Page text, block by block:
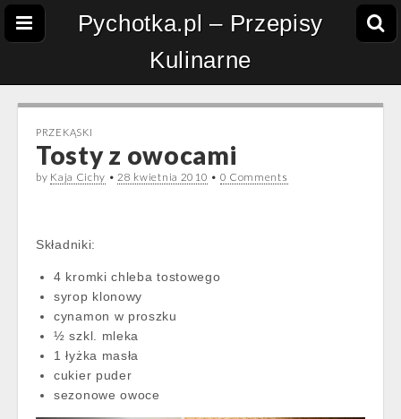
Pychotka.pl – Przepisy
Kulinarne
PRZEKĄSKI
Tosty z owocami
by Kaja Cichy •28 kwietnia 2010 • 0 Comments
Składniki:
4 kromki chleba tostowego
syrop klonowy
cynamon w proszku
½ szkl. mleka
1 łyżka masła
cukier puder
sezonowe owoce